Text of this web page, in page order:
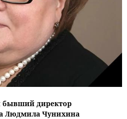
бывший директор
Людмила Чунихина